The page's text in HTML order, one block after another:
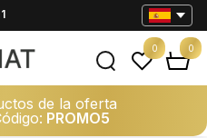
de la oferta
PROMO5
0 0